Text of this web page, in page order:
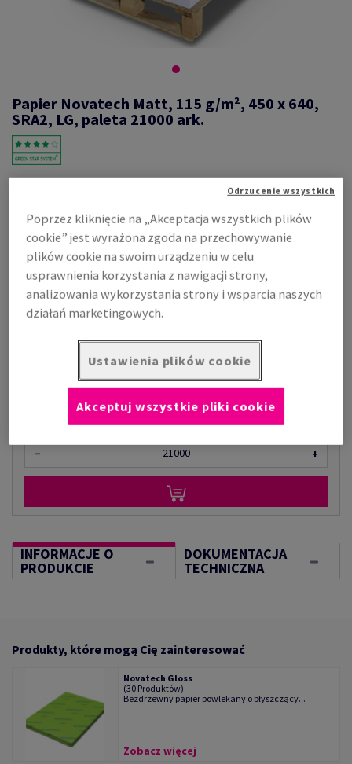
Papier Novatech Matt, 115 g/m², 450 x 640,
SRA2, LG, paleta 21000 ark.
115g/m2, 450mm x 640mm, SRA2, LG, nieryzowane pal twin 21000 ark.,
flaga co 250 ark.
Zobacz dane techniczne
Cena z uwzględnieniem VAT
373,34 zł
OGRANICZONA DOSTĘPNOŚĆ
Ilość produktu
− +
INFORMACJE O
PRODUKCIE
DOKUMENTACJA
TECHNICZNA
Produkty, które mogą Cię zainteresować
Novatech Gloss
(30 Produktów)
Bezdrzewny papier powlekany o błyszczący...
Zobacz więcej
Poprzez kliknięcie na „Akceptacja wszystkich plików
cookie” jest wyrażona zgoda na przechowywanie
plików cookie na swoim urządzeniu w celu
usprawnienia korzystania z nawigacji strony,
analizowania wykorzystania strony i wsparcia naszych
działań marketingowych.
Ustawienia plików cookie
Odrzucenie wszystkich
Akceptuj wszystkie pliki cookie